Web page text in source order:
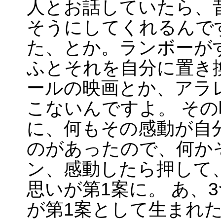
人とお話していたら
そうにしてくれるん
た、とか。ランボー
ふとそれを自分に置き
ールの映画とか、ア
こないんですよ。 そ
に、何もその感動が
のがあったので、何
ン、感動したら押し
思いが第1案に。 あ、
が第1案として生まれ